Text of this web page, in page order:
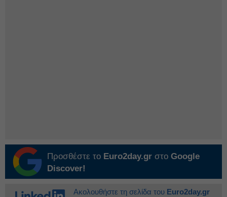
Προσθέστε το Euro2day.gr στο Google
Discover!
Ακολουθήστε τη σελίδα του Euro2day.gr